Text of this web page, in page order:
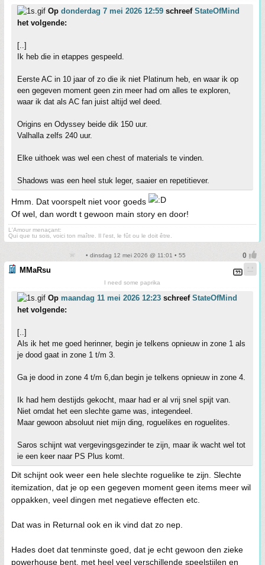
Op donderdag 7 mei 2026 12:59 schreef StateOfMind
het volgende:
[..]
Ik heb die in etappes gespeeld.
Eerste AC in 10 jaar of zo die ik niet Platinum heb, en waar ik op
een gegeven moment geen zin meer had om alles te exploren,
waar ik dat als AC fan juist altijd wel deed.
Origins en Odyssey beide dik 150 uur.
Valhalla zelfs 240 uur.
Elke uithoek was wel een chest of materials te vinden.
Shadows was een heel stuk leger, saaier en repetitiever.
Hmm. Dat voorspelt niet voor goeds
Of wel, dan wordt t gewoon main story en door!
L'Amour menaçant:
Qui que tu sois, voici ton maître. Il l'est, le fût ou le doit être.
• dinsdag 12 mei 2026 @ 11:01 • 55
MMaRsu
I need some paprika
Op maandag 11 mei 2026 12:23 schreef StateOfMind
het volgende:
[..]
Als ik het me goed herinner, begin je telkens opnieuw in zone 1 als
je dood gaat in zone 1 t/m 3.
Ga je dood in zone 4 t/m 6,dan begin je telkens opnieuw in zone 4.
Ik had hem destijds gekocht, maar had er al vrij snel spijt van.
Niet omdat het een slechte game was, integendeel.
Maar gewoon absoluut niet mijn ding, roguelikes en roguelites.
Saros schijnt wat vergevingsgezinder te zijn, maar ik wacht wel tot
ie een keer naar PS Plus komt.
Dit schijnt ook weer een hele slechte roguelike te zijn. Slechte
itemization, dat je op een gegeven moment geen items meer wil
oppakken, veel dingen met negatieve effecten etc.
Dat was in Returnal ook en ik vind dat zo nep.
Hades doet dat tenminste goed, dat je echt gewoon den zieke
powerhouse bent, met heel veel verschillende speelstijlen en